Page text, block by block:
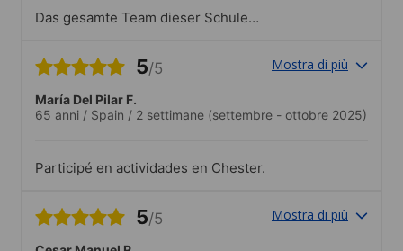
Das gesamte Team dieser Schule
hervorragend organisiert und hatten viel
5/5 Mostra di più
María Del Pilar F.
65 anni / Spain / 2 settimane (settembre - ottobre 2025)
Participé en actividades en Chester.
5/5 Mostra di più